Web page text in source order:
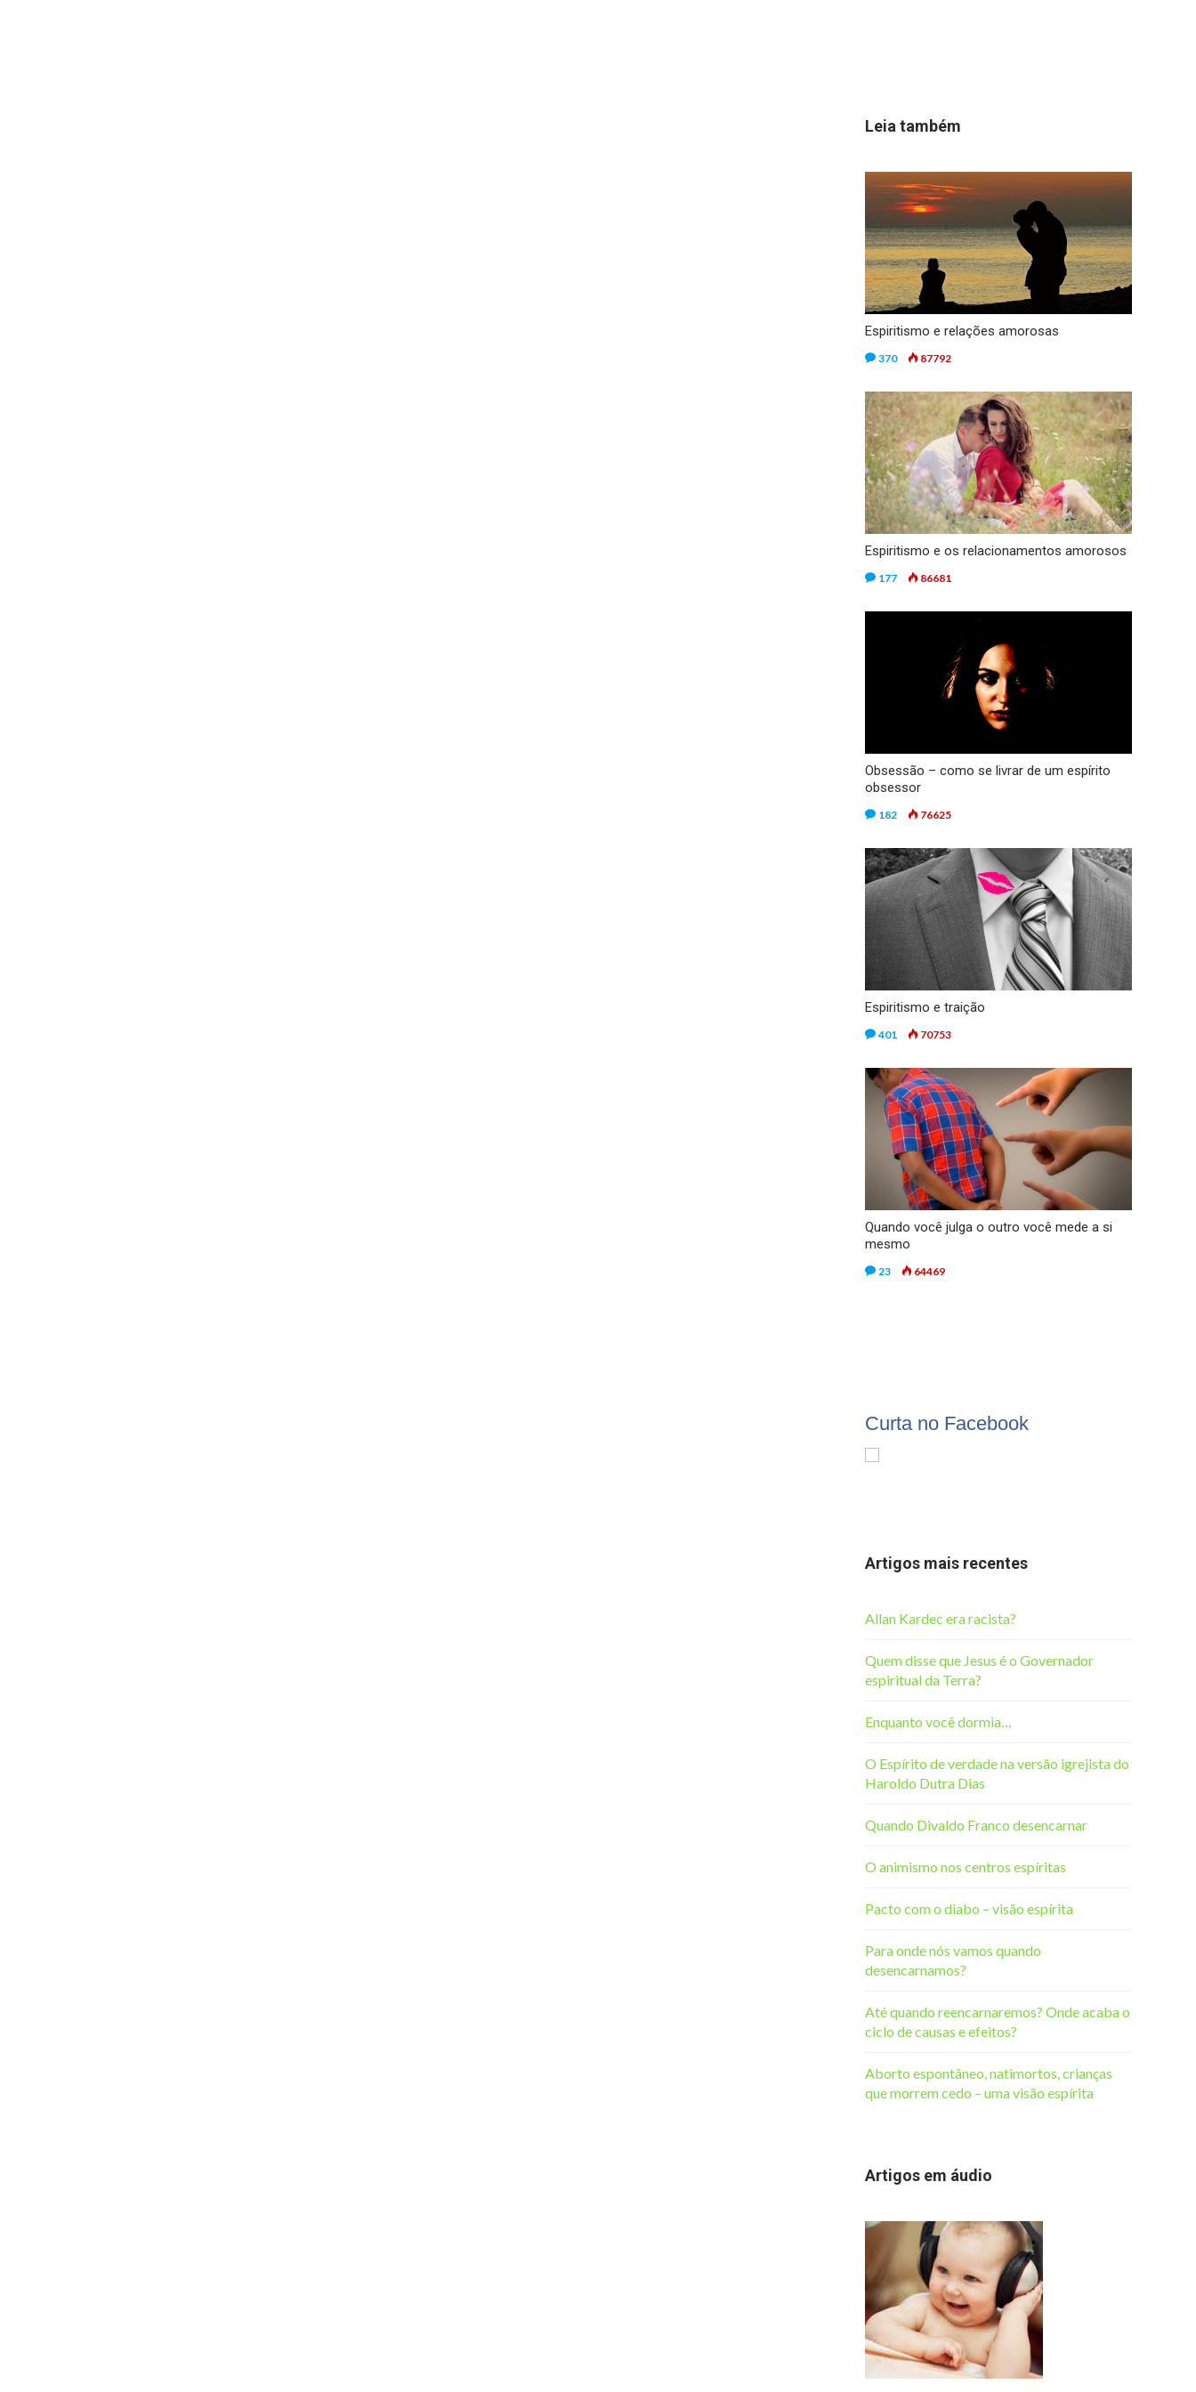
Leia também
Espiritismo e relações amorosas
370 87792
Espiritismo e os relacionamentos amorosos
177 86681
Obsessão – como se livrar de um espírito
obsessor
182 76625
Espiritismo e traição
401 70753
Quando você julga o outro você mede a si
mesmo
23 64469
Curta no Facebook
Artigos mais recentes
Allan Kardec era racista?
Quem disse que Jesus é o Governador
espiritual da Terra?
Enquanto você dormia…
O Espírito de verdade na versão igrejista do
Haroldo Dutra Dias
Quando Divaldo Franco desencarnar
O animismo nos centros espíritas
Pacto com o diabo – visão espírita
Para onde nós vamos quando
desencarnamos?
Até quando reencarnaremos? Onde acaba o
ciclo de causas e efeitos?
Aborto espontâneo, natimortos, crianças
que morrem cedo – uma visão espírita
Artigos em áudio